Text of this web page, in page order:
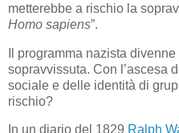
metterebbe a rischio la
Homo sapiens”.
Il programma nazista
sopravvissuta. Con l’ascesa
sociale e delle identità di
rischio?
In un diario del 1829 Ralph